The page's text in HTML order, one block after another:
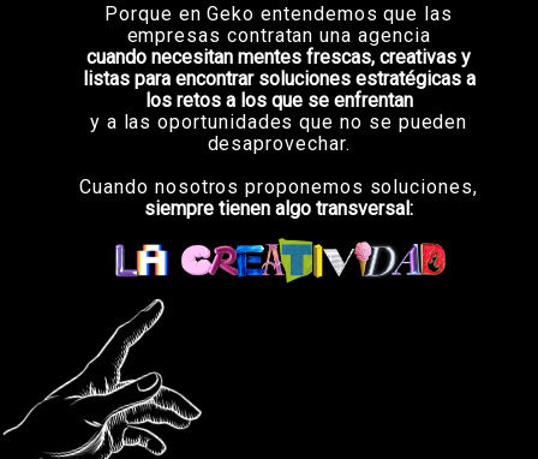
Porque en Geko entendemos que las
empresas contratan una agencia
cuando necesitan mentes frescas, creativas y
listas para encontrar soluciones estratégicas a
los retos a los que se enfrentan
y a las oportunidades que no se pueden
desaprovechar.
Cuando nosotros proponemos soluciones,
siempre tienen algo transversal: